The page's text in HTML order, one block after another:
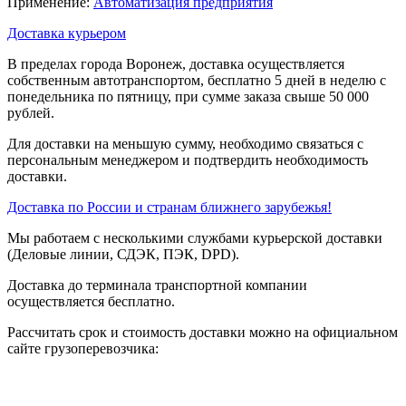
Доставка курьером
В пределах города Воронеж, доставка осуществляется
собственным автотранспортом, бесплатно 5 дней в неделю с
понедельника по пятницу, при сумме заказа свыше 50 000
рублей.
Для доставки на меньшую сумму, необходимо связаться с
персональным менеджером и подтвердить необходимость
доставки.
Доставка по России и странам ближнего зарубежья!
Мы работаем с несколькими службами курьерской доставки
(Деловые линии, СДЭК, ПЭК, DPD).
Доставка до терминала транспортной компании
осуществляется бесплатно.
Рассчитать срок и стоимость доставки можно на официальном
сайте грузоперевозчика: